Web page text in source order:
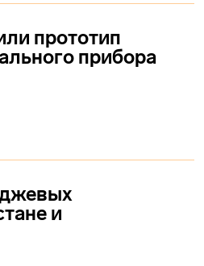
прототип
прибора
и